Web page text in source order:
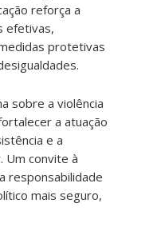
reforça a
efetivas,
protetivas
sobre a violência
a atuação
e a
Um convite à
responsabilidade
mais seguro,